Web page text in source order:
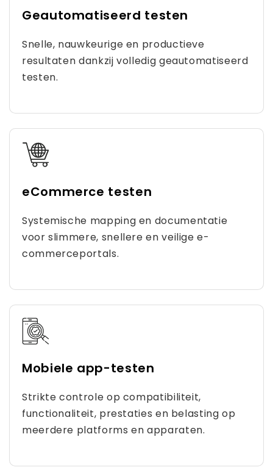
Geautomatiseerd testen
Snelle, nauwkeurige en productieve
resultaten dankzij volledig geautomatiseerd
testen.
eCommerce testen
Systemische mapping en documentatie
voor slimmere, snellere en veilige e-
commerceportals.
Mobiele app-testen
Strikte controle op compatibiliteit,
functionaliteit, prestaties en belasting op
meerdere platforms en apparaten.